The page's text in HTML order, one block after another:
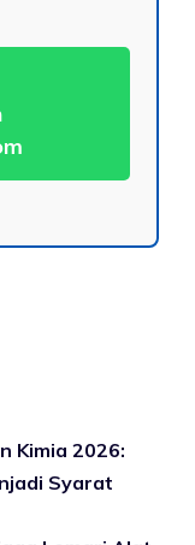
Kimia 2026:
Syarat